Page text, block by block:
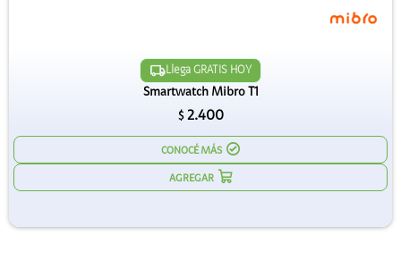
Llega GRATIS HOY
Smartwatch Mibro T1
$ 2.400
CONOCÉ MÁS